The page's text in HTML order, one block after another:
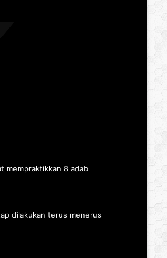
mempraktikkan 8 adab
dilakukan terus menerus